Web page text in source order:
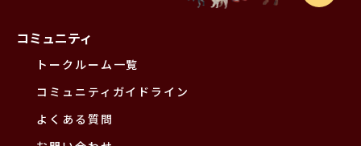
コミュニティ
トークルーム一覧
コミュニティガイドライン
よくある質問